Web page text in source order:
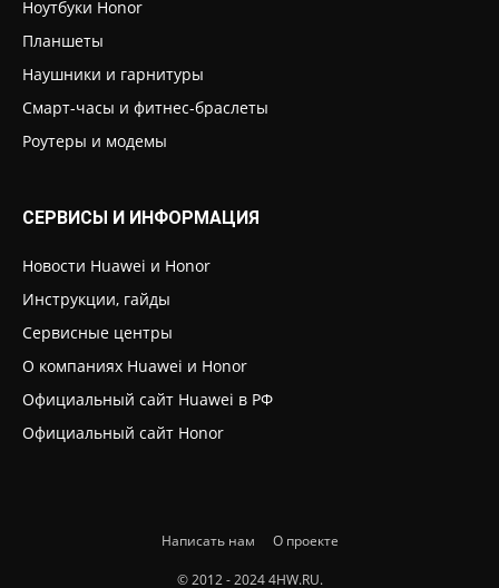
Ноутбуки Honor
Планшеты
Наушники и гарнитуры
Смарт-часы и фитнес-браслеты
Роутеры и модемы
СЕРВИСЫ И ИНФОРМАЦИЯ
Новости Huawei и Honor
Инструкции, гайды
Сервисные центры
О компаниях Huawei и Honor
Официальный сайт Huawei в РФ
Официальный сайт Honor
Написать нам О проекте
© 2012 - 2024 4HW.RU.